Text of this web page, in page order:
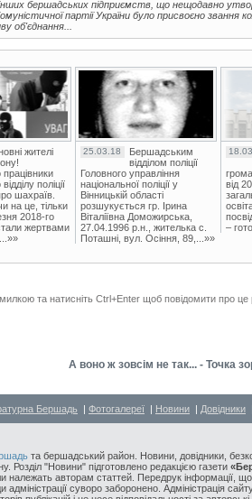
бершадських підприємств, що нещодавно
партії України було присвоєно звання
об'єднання...
жителі
поліції
шахраїв.
на це, тільки
2018-го
жертвами
25.03.18
Бершадським
відділом поліції
Головного управління
національної поліції у
Вінницькій області
розшукується гр. Ірина
Віталіївна Доможирська,
27.04.1996 р.н., жителька с.
Поташні, вул. Осіння, 89,...»»
від
–
та натисніть Ctrl+Enter щоб повідомити про це
А воно ж зовсім не так... - Точка
Бершадь | Фотогалереї | Новини | Довідники |
та бершадський район. Новини, довідники,
Розділ "Новини" підготовлено редакцією газети
належать авторам статтей. Передрук інформації,
адміністрації суворо заборонено. Адміністрація